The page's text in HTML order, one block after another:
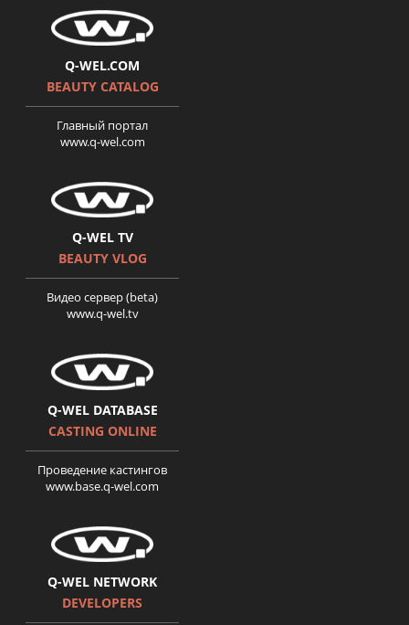
Q-WEL.COM
BEAUTY CATALOG
Главный портал
www.q-wel.com
Q-WEL TV
BEAUTY VLOG
Видео сервер (beta)
www.q-wel.tv
Q-WEL DATABASE
CASTING ONLINE
Проведение кастингов
www.base.q-wel.com
Q-WEL NETWORK
DEVELOPERS